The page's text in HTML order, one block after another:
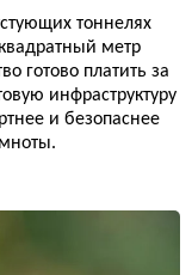
тоннелях
метр
готово платить за
инфраструктуру
и безопаснее